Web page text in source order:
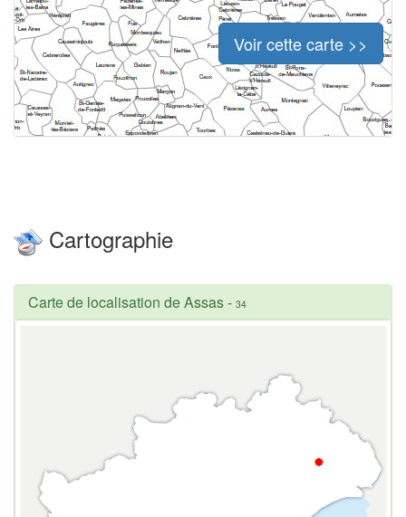
Voir cette carte >>
Cartographie
Carte de localisation de Assas- 34